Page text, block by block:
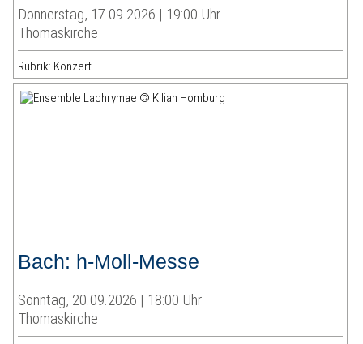
Donnerstag, 17.09.2026 | 19:00 Uhr
Thomaskirche
Rubrik: Konzert
Bach: h-Moll-Messe
Sonntag, 20.09.2026 | 18:00 Uhr
Thomaskirche